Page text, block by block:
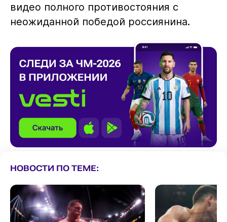
видео полного противостояния с
неожиданной победой россиянина.
НОВОСТИ ПО ТЕМЕ: